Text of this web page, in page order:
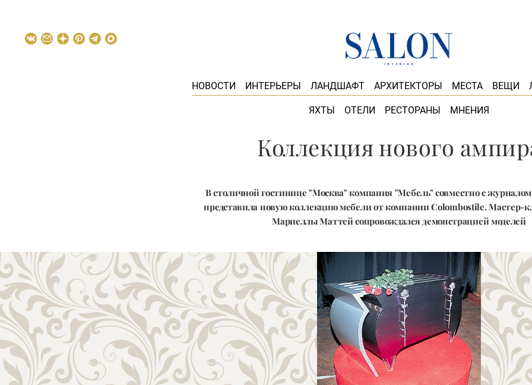
НОВОСТИ ИНТЕРЬЕРЫ ЛАНДШАФТ АРХИТЕКТОРЫ МЕСТА ВЕЩИ
ЯХТЫ ОТЕЛИ РЕСТОРАНЫ МНЕНИЯ
Коллекция нового
В столичной гостинице "Москва" компания "Мебeль" совместно с
представила новую коллекцию мебели от компании Colombostile. Мастер-
Мариеллы Маттей сопровождался демонстрацией моделей